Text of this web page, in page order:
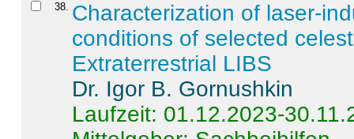
38. Characterization of laser-
conditions of selected
Extraterrestrial LIBS
Dr. Igor B. Gornushkin
Laufzeit: 01.12.2023-